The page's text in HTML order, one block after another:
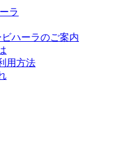
ラ
ハーラのご案内
用方法